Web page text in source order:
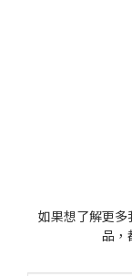
如果想了解更
品，